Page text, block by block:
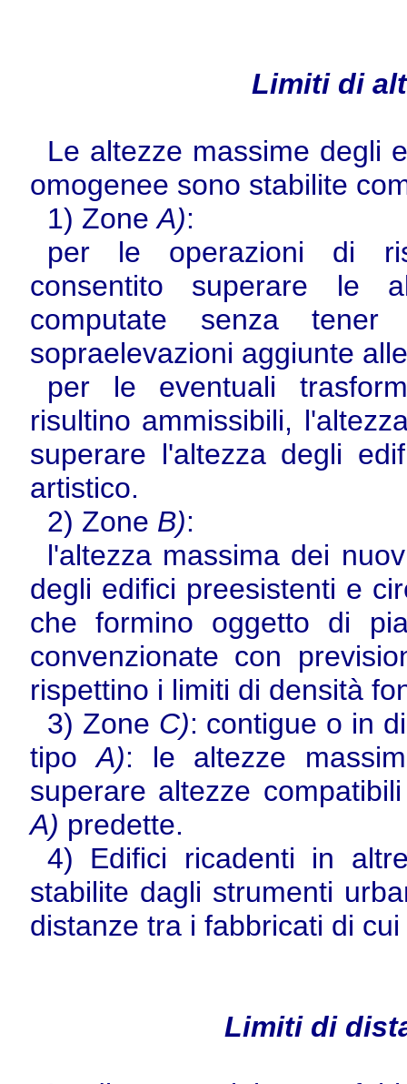
Limiti di
Le altezze massime degli
omogenee sono stabilite
1) ZoneA):
per le operazioni di
consentito superare le
computate senza
sopraelevazioni aggiunte
per le eventuali
risultino ammissibili,
superare l'altezza degli
artistico.
2) Zone B):
l'altezza massima dei
degli edifici preesistenti e
che formino oggetto di
convenzionate con
rispettino i limiti di densità
3) Zone C): contigue o in
tipoA): le altezze
superare altezze
A) predette.
4) Edifici ricadenti in
stabilite dagli strumenti
distanze tra i fabbricati di
Limiti di